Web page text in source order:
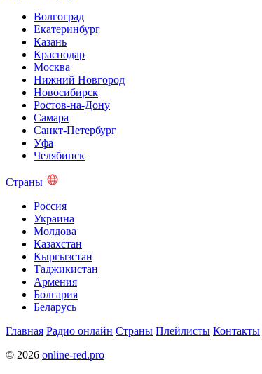
Волгоград
Екатеринбург
Казань
Краснодар
Москва
Нижний Новгород
Новосибирск
Ростов-на-Дону
Самара
Санкт-Петербург
Уфа
Челябинск
Страны
Россия
Украина
Молдова
Казахстан
Кыргызстан
Таджикистан
Армения
Болгария
Беларусь
Главная Радио онлайн Страны Плейлисты Контакты
© 2026 online-red.pro